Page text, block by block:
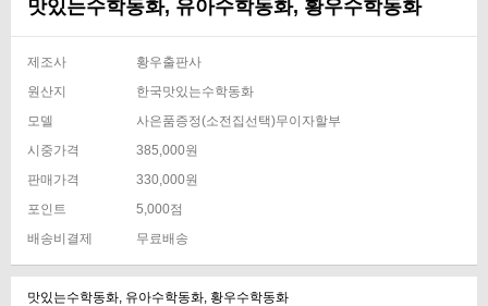
맛있는수학동화, 유아수학동화, 황우수학동화
제조사
황우출판사
원산지
한국맛있는수학동화
모델
사은품증정(소전집선택)무이자할부
시중가격
385,000원
판매가격
330,000원
포인트
5,000점
배송비결제
무료배송
맛있는수학동화, 유아수학동화, 황우수학동화